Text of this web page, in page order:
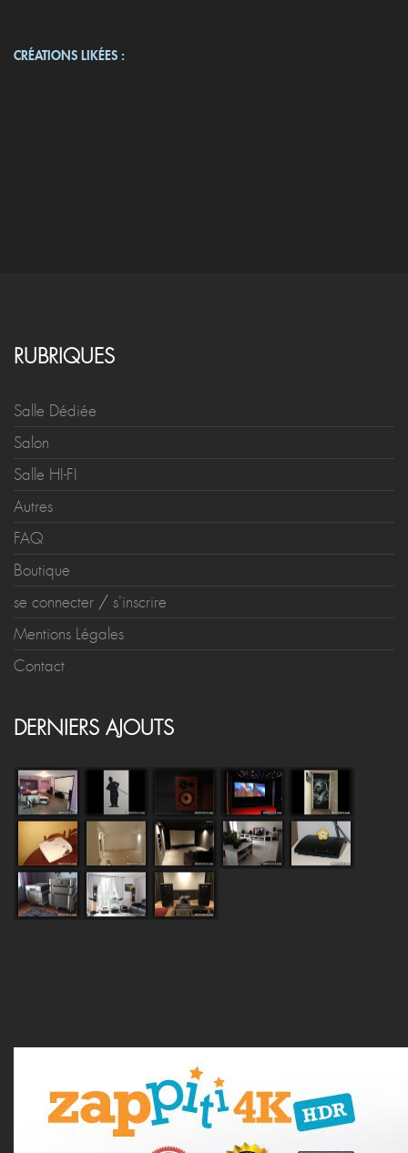
CRÉATIONS LIKÉES :
RUBRIQUES
Salle Dédiée
Salon
Salle HI-FI
Autres
FAQ
Boutique
se connecter / s'inscrire
Mentions Légales
Contact
DERNIERS AJOUTS